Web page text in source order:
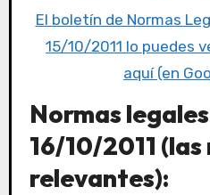
El boletín de Normas
15/10/2011 lo puedes
aquí (en
Normas
16/10/2011 (las
relevantes):